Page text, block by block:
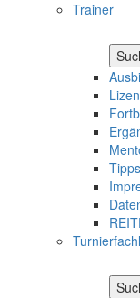
Trainer
Tipps